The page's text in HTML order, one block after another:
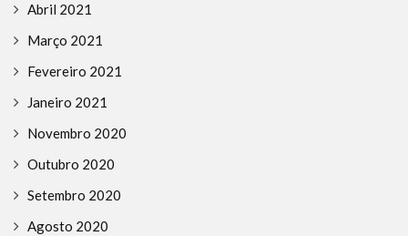
Abril 2021
Março 2021
Fevereiro 2021
Janeiro 2021
Novembro 2020
Outubro 2020
Setembro 2020
Agosto 2020